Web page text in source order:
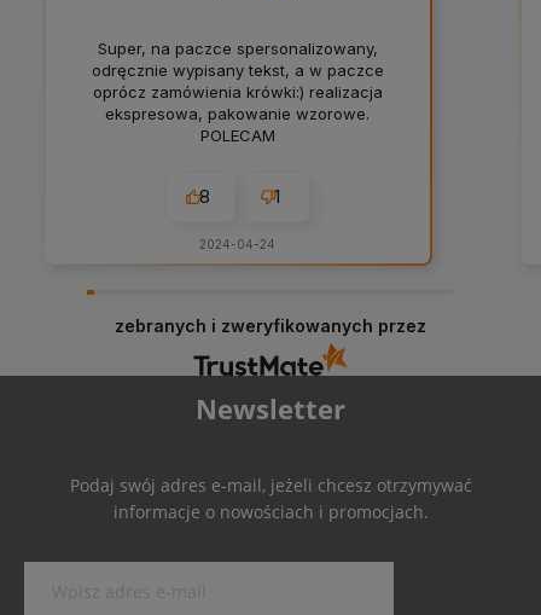
Super, na paczce spersonalizowany,
odręcznie wypisany tekst, a w paczce
oprócz zamówienia krówki:) realizacja
ekspresowa, pakowanie wzorowe.
POLECAM
8 1
2024-04-24
zebranych i zweryfikowanych przez
Newsletter
Podaj swój adres e-mail, jeżeli chcesz otrzymywać
informacje o nowościach i promocjach.